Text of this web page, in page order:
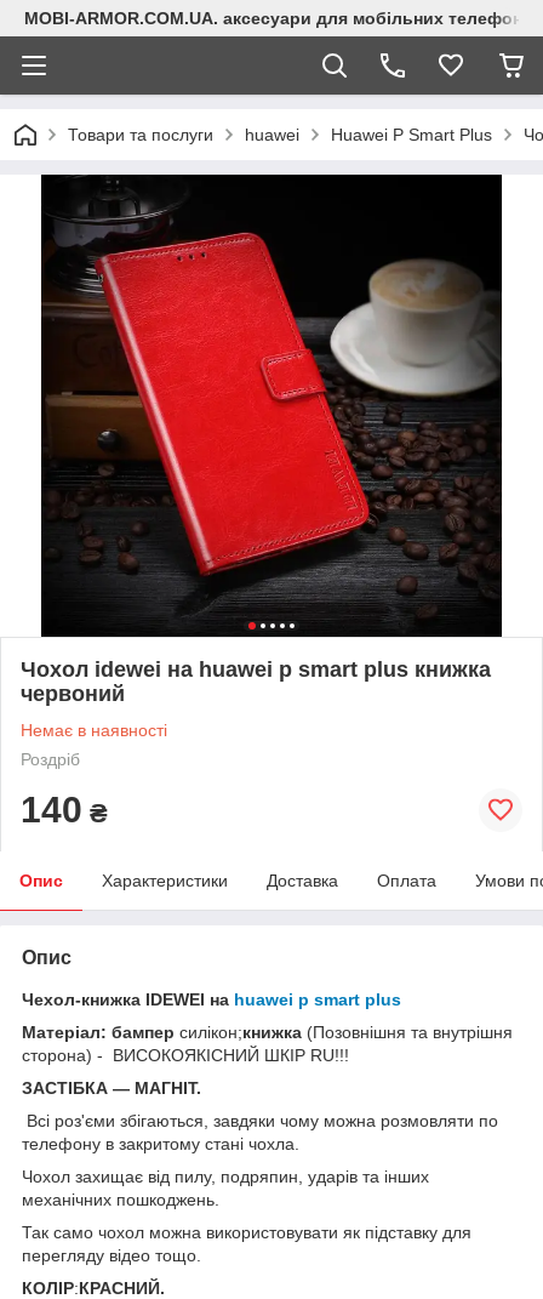
MOBI-ARMOR.COM.UA. аксесуари для мобільних телефонів
Товари та послуги huawei Huawei P Smart Plus
Чохол idewei на huawei p smart plus книжка
червоний
Немає в наявності
Роздріб
140 ₴
Опис Характеристики Доставка Оплата Умови
Опис
Чехол-книжка IDEWEI на huawei p smart plus
Матеріал: бампер силікон;книжка (Позовнішня та внутрішня
сторона) - ВИСОКОЯКІСНИЙ ШКІР RU!!!
ЗАСТІБКА — МАГНІТ.
Всі роз'єми збігаються, завдяки чому можна розмовляти по
телефону в закритому стані чохла.
Чохол захищає від пилу, подряпин, ударів та інших
механічних пошкоджень.
Так само чохол можна використовувати як підставку для
перегляду відео тощо.
КОЛІР:КРАСНИЙ.